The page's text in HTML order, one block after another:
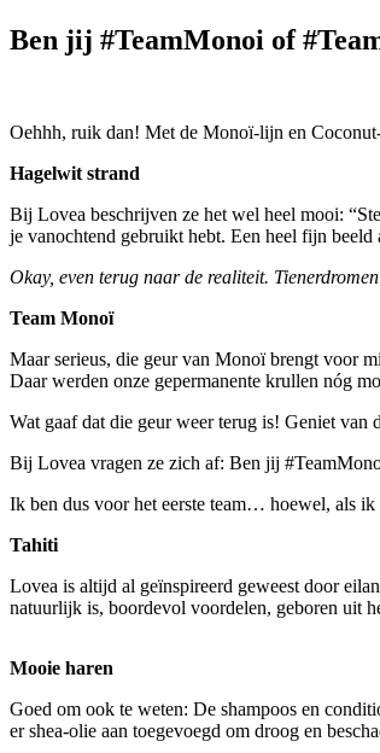
Ben jij #TeamMonoi of
Oehhh, ruik dan! Met de Monoï-lijn en
Hagelwit strand
Bij Lovea beschrijven ze het wel heel mooi:
je vanochtend gebruikt hebt. Een heel fijn beeld
Okay, even terug naar de realiteit.
Team Monoï
Maar serieus, die geur van Monoï brengt voor
Daar werden onze gepermanente krullen nóg
Wat gaaf dat die geur weer terug is! Geniet
Bij Lovea vragen ze zich af: Ben jij
Ik ben dus voor het eerste team… hoewel, als
Tahiti
Lovea is altijd al geïnspireerd geweest door
natuurlijk is, boordevol voordelen, geboren uit
Mooie haren
Goed om ook te weten: De shampoos en
er shea-olie aan toegevoegd om droog en